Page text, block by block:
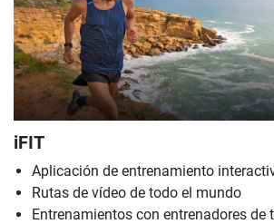
iFIT
Aplicación de entrenamiento
Rutas de vídeo de todo el mundo
Entrenamientos con entrenadores de